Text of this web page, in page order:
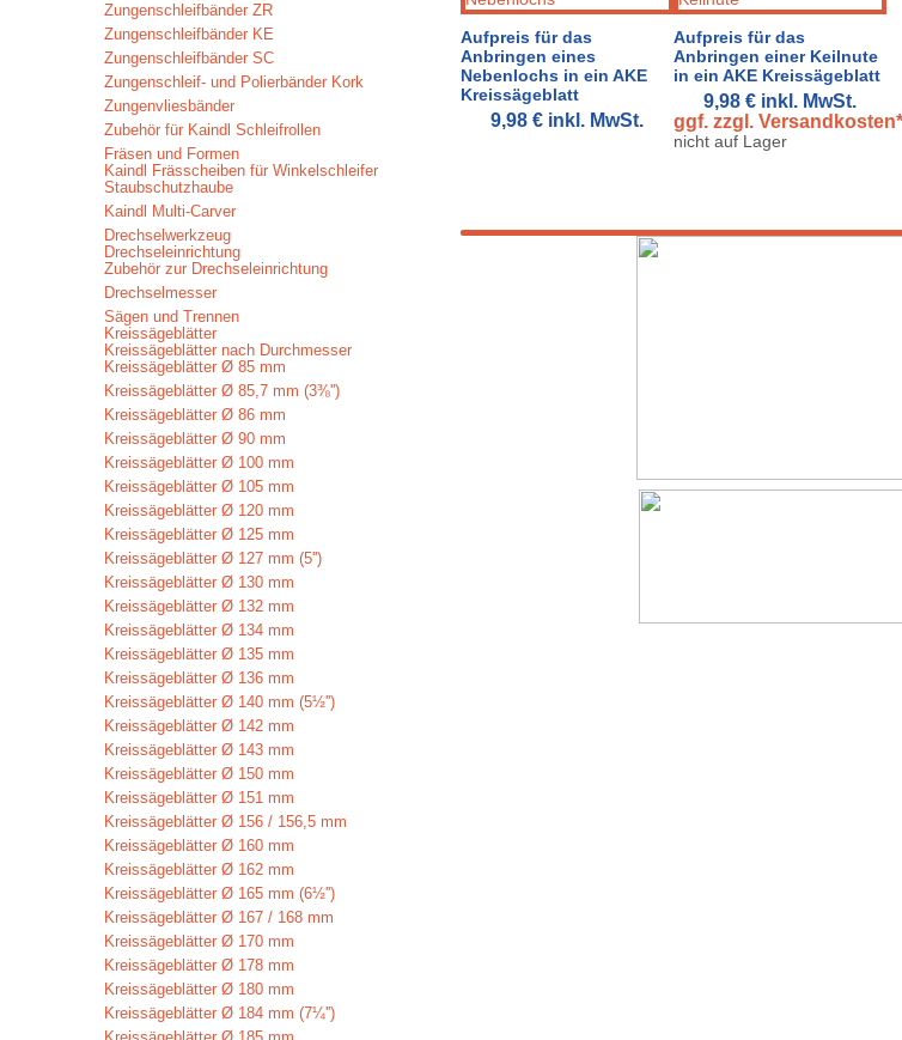
Zungenschleifbänder ZR
Zungenschleifbänder KE
Zungenschleifbänder SC
Zungenschleif- und Polierbänder Kork
Zungenvliesbänder
Zubehör für Kaindl Schleifrollen
Fräsen und Formen
Kaindl Frässcheiben für Winkelschleifer
Staubschutzhaube
Kaindl Multi-Carver
Drechselwerkzeug
Drechseleinrichtung
Zubehör zur Drechseleinrichtung
Drechselmesser
Sägen und Trennen
Kreissägeblätter
Kreissägeblätter nach Durchmesser
Kreissägeblätter Ø 85 mm
Kreissägeblätter Ø 85,7 mm (3⅜'')
Kreissägeblätter Ø 86 mm
Kreissägeblätter Ø 90 mm
Kreissägeblätter Ø 100 mm
Kreissägeblätter Ø 105 mm
Kreissägeblätter Ø 120 mm
Kreissägeblätter Ø 125 mm
Kreissägeblätter Ø 127 mm (5'')
Kreissägeblätter Ø 130 mm
Kreissägeblätter Ø 132 mm
Kreissägeblätter Ø 134 mm
Kreissägeblätter Ø 135 mm
Kreissägeblätter Ø 136 mm
Kreissägeblätter Ø 140 mm (5½'')
Kreissägeblätter Ø 142 mm
Kreissägeblätter Ø 143 mm
Kreissägeblätter Ø 150 mm
Kreissägeblätter Ø 151 mm
Kreissägeblätter Ø 156 / 156,5 mm
Kreissägeblätter Ø 160 mm
Kreissägeblätter Ø 162 mm
Kreissägeblätter Ø 165 mm (6½'')
Kreissägeblätter Ø 167 / 168 mm
Kreissägeblätter Ø 170 mm
Kreissägeblätter Ø 178 mm
Kreissägeblätter Ø 180 mm
Kreissägeblätter Ø 184 mm (7¼'')
Aufpreis für das
Anbringen eines
Nebenlochs in ein AKE
Kreissägeblatt
9,98 € inkl. MwSt.
Aufpreis für das
Anbringen einer Keilnute
in ein AKE Kreissägeblatt
9,98 € inkl. MwSt.
ggf. zzgl. Versandkosten*
nicht auf Lager